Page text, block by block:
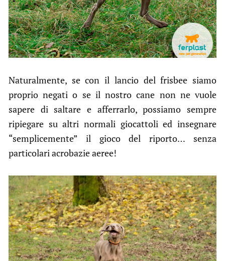
Naturalmente, se con il lancio del frisbee siamo
proprio negati o se il nostro cane non ne vuole
sapere di saltare e afferrarlo, possiamo sempre
ripiegare su altri normali giocattoli ed insegnare
“semplicemente” il gioco del riporto… senza
particolari acrobazie aeree!